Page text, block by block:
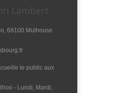
Lambert
68100 Mulhouse
le public aux
- Lundi, Mardi,